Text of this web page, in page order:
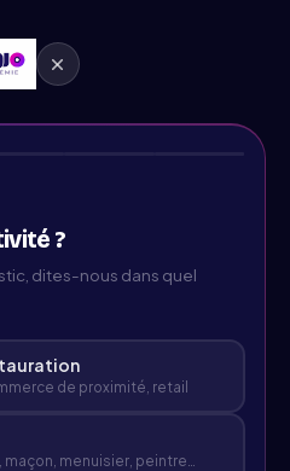
?
dites-nous dans quel
de proximité, retail
menuisier, peintre…